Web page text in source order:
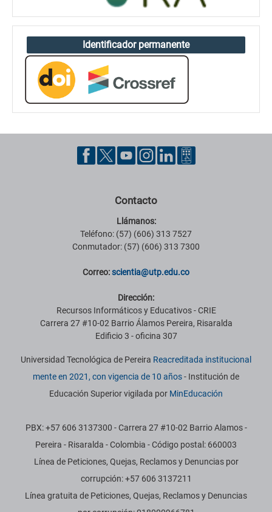
Identificador permanente
Contacto
Llámanos:
Teléfono: (57) (606) 313 7527
Conmutador: (57) (606) 313 7300
Correo:scientia@utp.edu.co
Dirección:
Recursos Informáticos y Educativos - CRIE
Carrera 27 #10-02 Barrio Álamos Pereira, Risaralda
Edificio 3 - oficina 307
Universidad Tecnológica de Pereira Reacreditada institucional
mente en 2021, con vigencia de 10 años- Institución de
Educación Superior vigilada por MinEducación
PBX: +57 606 3137300 - Carrera 27 #10-02 Barrio Alamos -
Pereira - Risaralda - Colombia - Código postal: 660003
Línea de Peticiones, Quejas, Reclamos y Denuncias por
corrupción: +57 606 3137211
Línea gratuita de Peticiones, Quejas, Reclamos y Denuncias